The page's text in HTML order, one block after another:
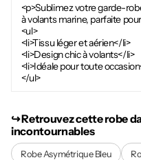
<p>Sublimez votre garde-
à volants marine, parfaite
<ul>
<li>Tissu léger et aérien</li>
<li>Design chic à volants</li>
<li>Idéale pour toute
</ul>
↪︎ Retrouvez cette robe
incontournables
Robe Asymétrique Bleu